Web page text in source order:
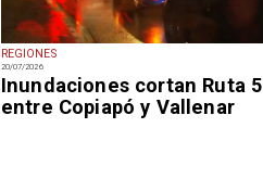
REGIONES
20/07/2026
Inundaciones cortan Ruta 5
entre Copiapó y Vallenar